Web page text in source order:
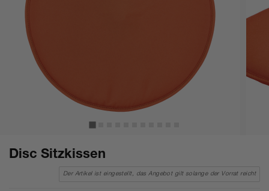
Disc Sitzkissen
Der Artikel ist eingestellt, das Angebot gilt solange der Vorrat reicht